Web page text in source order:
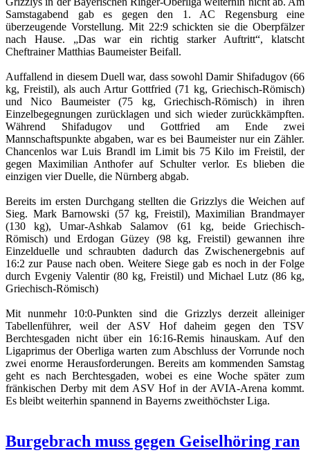
Samstagabend gab es gegen den 1. AC Regensburg eine
überzeugende Vorstellung. Mit 22:9 schickten sie die Oberpfälzer
nach Hause. „Das war ein richtig starker Auftritt“, klatscht
Cheftrainer Matthias Baumeister Beifall.
Auffallend in diesem Duell war, dass sowohl Damir Shifadugov (66
kg, Freistil), als auch Artur Gottfried (71 kg, Griechisch-Römisch)
und Nico Baumeister (75 kg, Griechisch-Römisch) in ihren
Einzelbegegnungen zurücklagen und sich wieder zurückkämpften.
Während Shifadugov und Gottfried am Ende zwei
Mannschaftspunkte abgaben, war es bei Baumeister nur ein Zähler.
Chancenlos war Luis Brandl im Limit bis 75 Kilo im Freistil, der
gegen Maximilian Anthofer auf Schulter verlor. Es blieben die
einzigen vier Duelle, die Nürnberg abgab.
Bereits im ersten Durchgang stellten die Grizzlys die Weichen auf
Sieg. Mark Barnowski (57 kg, Freistil), Maximilian Brandmayer
(130 kg), Umar-Ashkab Salamov (61 kg, beide Griechisch-
Römisch) und Erdogan Güzey (98 kg, Freistil) gewannen ihre
Einzelduelle und schraubten dadurch das Zwischenergebnis auf
16:2 zur Pause nach oben. Weitere Siege gab es noch in der Folge
durch Evgeniy Valentir (80 kg, Freistil) und Michael Lutz (86 kg,
Griechisch-Römisch)
Mit nunmehr 10:0-Punkten sind die Grizzlys derzeit alleiniger
Tabellenführer, weil der ASV Hof daheim gegen den TSV
Berchtesgaden nicht über ein 16:16-Remis hinauskam. Auf den
Ligaprimus der Oberliga warten zum Abschluss der Vorrunde noch
zwei enorme Herausforderungen. Bereits am kommenden Samstag
geht es nach Berchtesgaden, wobei es eine Woche später zum
fränkischen Derby mit dem ASV Hof in der AVIA-Arena kommt.
Es bleibt weiterhin spannend in Bayerns zweithöchster Liga.
Burgebrach muss gegen Geiselhöring ran